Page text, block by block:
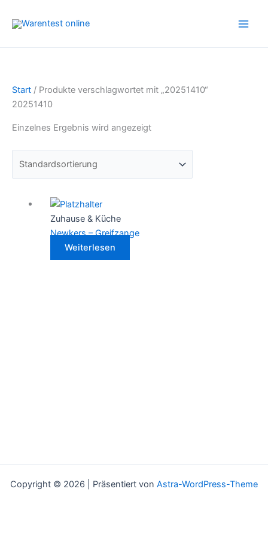
Inhalt
Start / Produkte verschlagwortet mit „20251410“
20251410
Einzelnes Ergebnis wird angezeigt
Zuhause & Küche
Newkers – Greifzange
Weiterlesen
Copyright © 2026 | Präsentiert von Astra-WordPress-Theme